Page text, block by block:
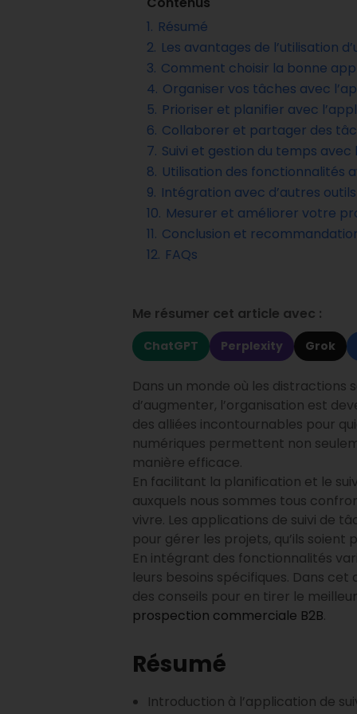
1. Résumé
2. Les avantages de l’utilisation
3. Comment choisir la bonne
4. Organiser vos tâches avec
5. Prioriser et planifier avec
6. Collaborer et partager des
7. Suivi et gestion du temps
8. Utilisation des fonctionnalités
9. Intégration avec d’autres
10. Mesurer et améliorer votre
11. Conclusion et
12. FAQs
Me résumer cet article avec :
ChatGPT Perplexity Grok
Dans un monde où les
d’augmenter, l’organisation est
des alliées incontournables pour
numériques permettent non
manière efficace.
En facilitant la planification et le
auxquels nous sommes tous
vivre. Les applications de suivi de
pour gérer les projets, qu’ils soient
En intégrant des fonctionnalités
leurs besoins spécifiques. Dans
des conseils pour en tirer le
prospection commerciale B2B.
Résumé
Introduction à l’application de